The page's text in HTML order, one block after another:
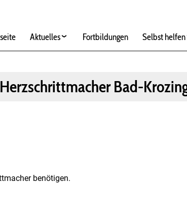
Aktuelles Fortbildungen Selbst helfen
Bad-
benötigen.